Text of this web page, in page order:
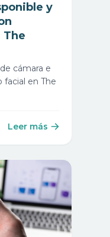
y
The
cámara e
facial en The
Leer más